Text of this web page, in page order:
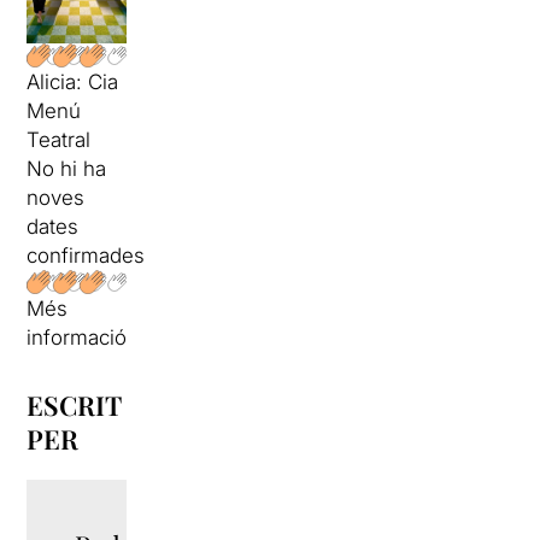
Alicia: Cia
Menú
Teatral
No hi ha
noves
dates
confirmades
Més
informació
ESCRIT
PER